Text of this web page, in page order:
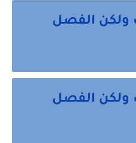
ولكن الفصل
ولكن الفصل